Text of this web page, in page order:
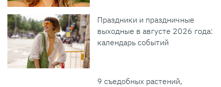
Праздники и праздничные
выходные в августе 2026 года:
календарь событий
9 съедобных растений,